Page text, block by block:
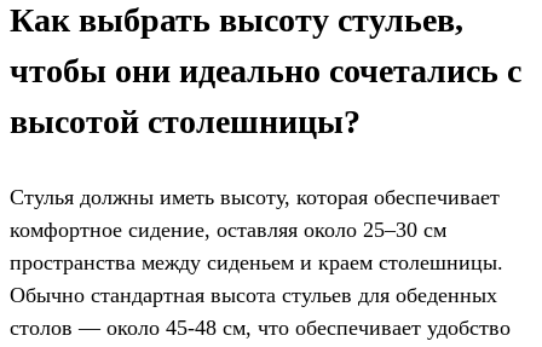
Как выбрать высоту стульев,
чтобы они идеально сочетались с
высотой столешницы?
Стулья должны иметь высоту, которая обеспечивает
комфортное сидение, оставляя около 25–30 см
пространства между сиденьем и краем столешницы.
Обычно стандартная высота стульев для обеденных
столов — около 45-48 см, что обеспечивает удобство